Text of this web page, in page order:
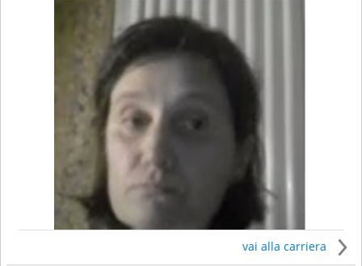
vai alla carriera